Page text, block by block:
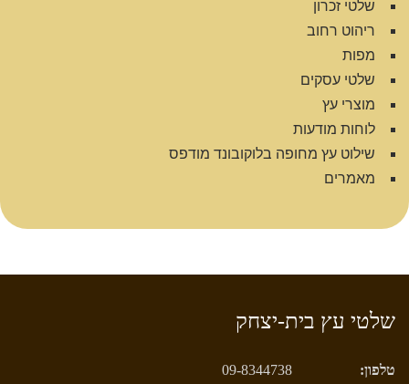
שלטי זכרון
ריהוט רחוב
מפות
שלטי עסקים
מוצרי עץ
לוחות מודעות
שילוט עץ מחופה בלוקובונד מודפס
מאמרים
שלטי עץ בית-יצחק
טלפון:
09-8344738